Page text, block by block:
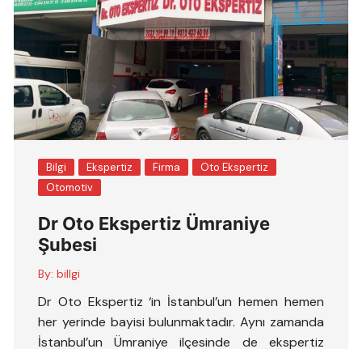
Bilgi Ekspertiz Firma
Oto Ekspertiz
Otomotiv
Dr Oto Ekspertiz Ümraniye
Şubesi
By: billgi
Dr Oto Ekspertiz ‘in İstanbul’un hemen hemen
her yerinde bayisi bulunmaktadır. Aynı zamanda
İstanbul’un Ümraniye ilçesinde de ekspertiz